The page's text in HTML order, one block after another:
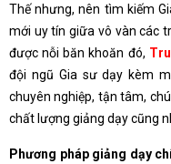
Thế nhưng, nên tìm kiếm
mới uy tín giữa vô vàn các
được nỗi băn khoăn đó,
đội ngũ Gia sư dạy kèm
chuyên nghiệp, tận tâm,
chất lượng giảng dạy cũng
Phương pháp giảng dạy